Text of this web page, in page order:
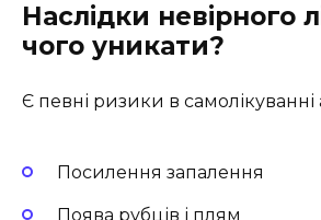
Наслідки невірного
чого уникати?
Є певні ризики в самолікуванні
Посилення запалення
Поява рубців і плям